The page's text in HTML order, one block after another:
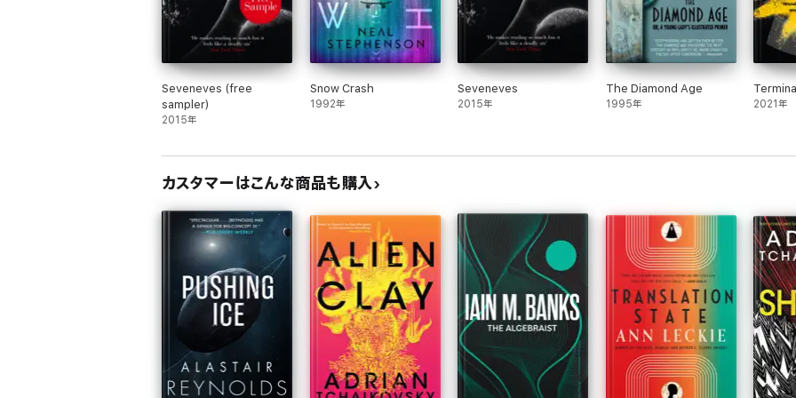
Seveneves (free
sampler)
2015年
Snow Crash
1992年
Seveneves
2015年
The Diamond Age
1995年 2021年
カスタマーはこんな商品も購入